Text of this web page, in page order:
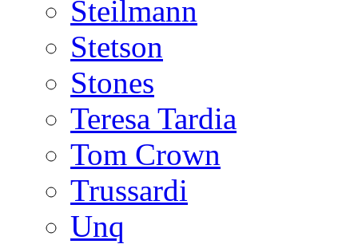
Steilmann
Stetson
Stones
Teresa Tardia
Tom Crown
Trussardi
Unq